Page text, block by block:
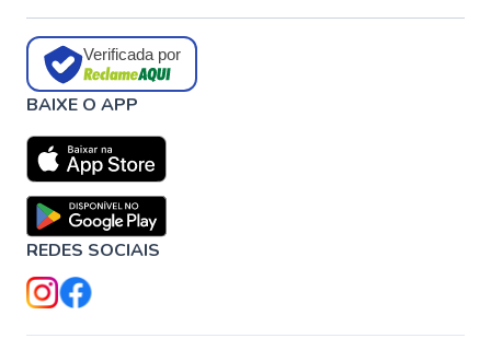
Verificada por
BAIXE O APP
REDES SOCIAIS